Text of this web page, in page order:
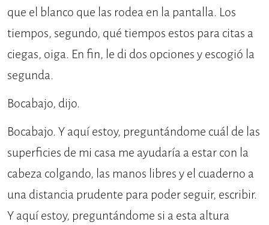
que el blanco que las rodea en la pantalla. Los
tiempos, segundo, qué tiempos estos para citas a
ciegas, oiga. En fin, le di dos opciones y escogió la
segunda.
Bocabajo, dijo.
Bocabajo. Y aquí estoy, preguntándome cuál de las
superficies de mi casa me ayudaría a estar con la
cabeza colgando, las manos libres y el cuaderno a
una distancia prudente para poder seguir, escribir.
Y aquí estoy, preguntándome si a esta altura